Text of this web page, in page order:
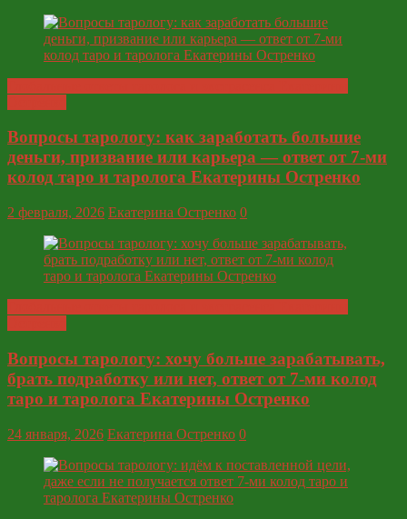
Вопросы тарологу: как заработать большие
деньги, призвание или карьера — ответ от 7-ми
колод таро и таролога Екатерины Остренко
2 февраля, 2026 Екатерина Остренко 0
Вопросы тарологу: хочу больше зарабатывать,
брать подработку или нет, ответ от 7-ми колод
таро и таролога Екатерины Остренко
24 января, 2026 Екатерина Остренко 0